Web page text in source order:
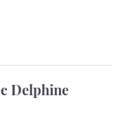
Delphine